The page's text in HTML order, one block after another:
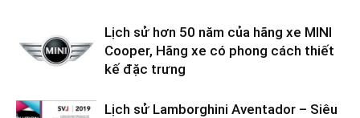
Lịch sử hơn 50 năm của hãng xe MINI
Cooper, Hãng xe có phong cách thiết
kế đặc trưng
Lịch sử Lamborghini Aventador – Siêu